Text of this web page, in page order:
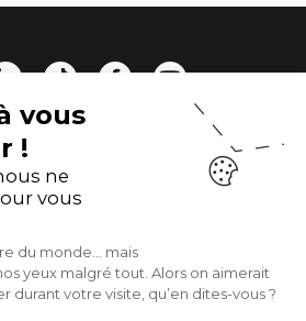
vous
!
ne
vous
du monde… mais
yeux malgré tout. Alors on aimerait
durant votre visite, qu’en dites-vous ?
Jaÿr, 69009 Lyon
04 72 41 06 59
newsletter
légales